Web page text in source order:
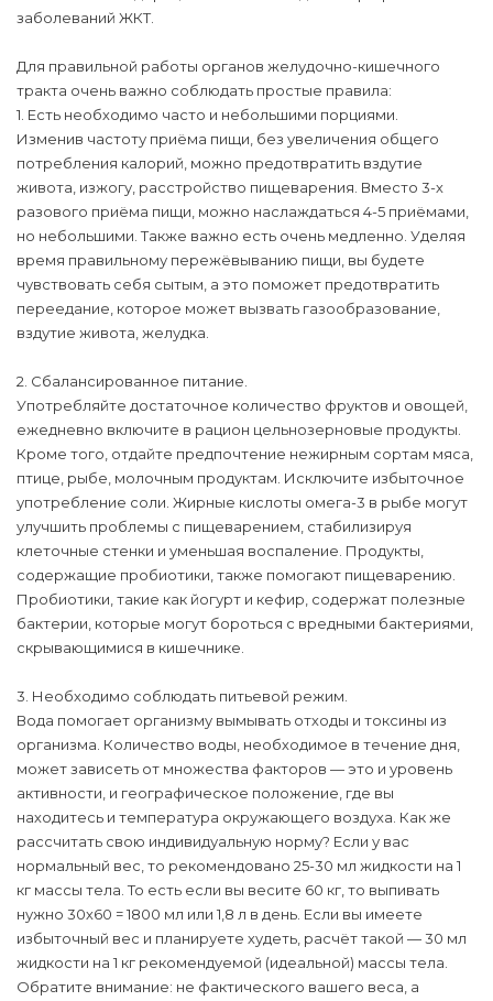
заболеваний ЖКТ.
Для правильной работы органов желудочно-кишечного
тракта очень важно соблюдать простые правила:
1. Есть необходимо часто и небольшими порциями.
Изменив частоту приёма пищи, без увеличения общего
потребления калорий, можно предотвратить вздутие
живота, изжогу, расстройство пищеварения. Вместо 3-х
разового приёма пищи, можно наслаждаться 4-5 приёмами,
но небольшими. Также важно есть очень медленно. Уделяя
время правильному пережёвыванию пищи, вы будете
чувствовать себя сытым, а это поможет предотвратить
переедание, которое может вызвать газообразование,
вздутие живота, желудка.
2. Сбалансированное питание.
Употребляйте достаточное количество фруктов и овощей,
ежедневно включите в рацион цельнозерновые продукты.
Кроме того, отдайте предпочтение нежирным сортам мяса,
птице, рыбе, молочным продуктам. Исключите избыточное
употребление соли. Жирные кислоты омега-3 в рыбе могут
улучшить проблемы с пищеварением, стабилизируя
клеточные стенки и уменьшая воспаление. Продукты,
содержащие пробиотики, также помогают пищеварению.
Пробиотики, такие как йогурт и кефир, содержат полезные
бактерии, которые могут бороться с вредными бактериями,
скрывающимися в кишечнике.
3. Необходимо соблюдать питьевой режим.
Вода помогает организму вымывать отходы и токсины из
организма. Количество воды, необходимое в течение дня,
может зависеть от множества факторов — это и уровень
активности, и географическое положение, где вы
находитесь и температура окружающего воздуха. Как же
рассчитать свою индивидуальную норму? Если у вас
нормальный вес, то рекомендовано 25-30 мл жидкости на 1
кг массы тела. То есть если вы весите 60 кг, то выпивать
нужно 30х60 = 1800 мл или 1,8 л в день. Если вы имеете
избыточный вес и планируете худеть, расчёт такой — 30 мл
жидкости на 1 кг рекомендуемой (идеальной) массы тела.
Обратите внимание: не фактического вашего веса, а